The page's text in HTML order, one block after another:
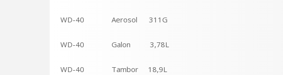
WD-40 Aerosol 311G
WD-40 Galon 3,78L
WD-40 Tambor 18,9L